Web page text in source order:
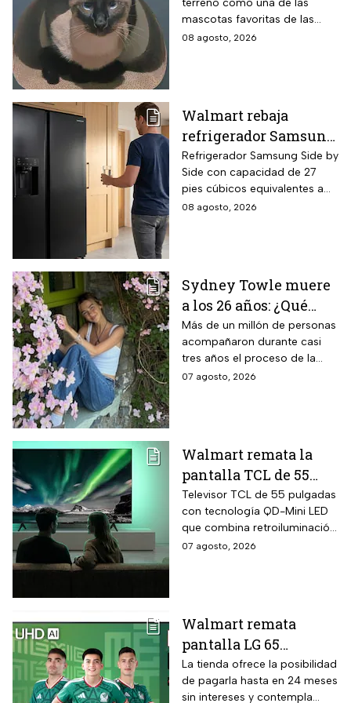
cuidar a estos felinos
terreno como una de las
mascotas favoritas de las
familias mexicanas y hoy 8 de
08 agosto, 2026
Walmart rebaja
refrigerador Samsung
Side by Side 27 pies
negro para familias
con casi 40% de
descuento
Refrigerador Samsung Side by
Side con capacidad de 27
pies cúbicos equivalentes a
716 litros, tecnología
Inverter con 20 años de
garantía exclusiva,
dispensador de agua y hielo
en la puerta y fábrica de
hielos automática.
08 agosto, 2026
Sydney Towle muere
a los 26 años: ¿Qué
cáncer padecía la
estrella de TikTok?
Más de un millón de personas
acompañaron durante casi
tres años el proceso de la
creadora: tratamientos,
07 agosto, 2026
Walmart remata la
pantalla TCL de 55
pulgadas 4K QD-Mini
Led con $6,600 de
descuento en línea y
hasta 24 meses sin
Televisor TCL de 55 pulgadas
con tecnología QD-Mini LED
que combina retroiluminación
Mini LED de casi precisión
plataforma Google TV.
07 agosto, 2026
Walmart remata
pantalla LG 65
pulgadas UHD 4K con
funciones de
La tienda ofrece la posibilidad
de pagarla hasta en 24 meses
sin intereses y contempla